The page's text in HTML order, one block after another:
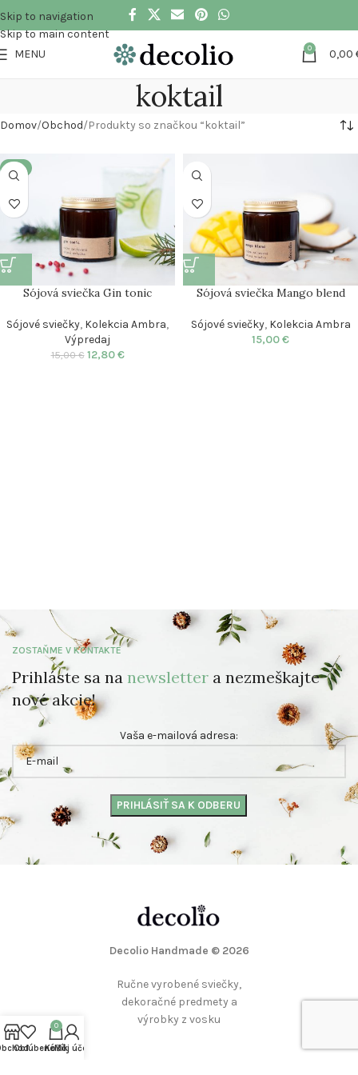
Skip to navigation
Skip to main content
MENU
0 0,00
koktail
Domov Obchod Produkty so značkou “koktail”
-15%
Sójová sviečka Gin tonic
Sójové sviečky, Kolekcia Ambra,
Výpredaj
15,00€ 12,80€
Sójová sviečka Mango blend
Sójové sviečky, Kolekcia Ambra
15,00€
ZOSTAŇME V KONTAKTE
Prihláste sa na newsletter a nezmeškajte
nové akcie!
Vaša e-mailová adresa:
Decolio Handmade © 2026
Ručne vyrobené sviečky,
dekoračné predmety a
výrobky z vosku
Obľúbené
0
Košík
Môj účet